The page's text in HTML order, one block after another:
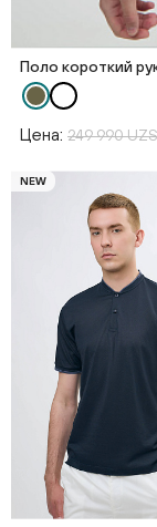
Поло короткий
Цена: 249 990
NEW